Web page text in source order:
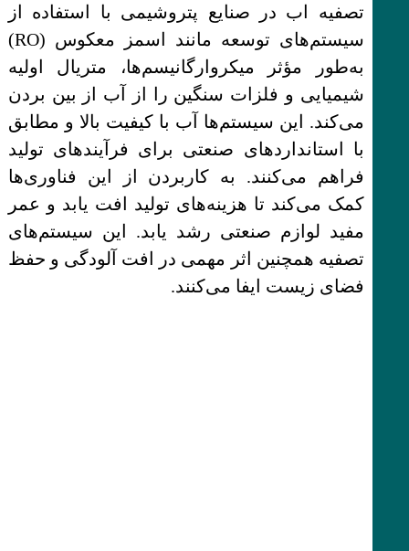
تصفیه اب در صنایع پتروشیمی با استفاده از
سیستم‌های توسعه مانند اسمز معکوس (RO)
به‌طور مؤثر میکروارگانیسم‌ها، متریال اولیه
شیمیایی و فلزات سنگین را از آب از بین بردن
می‌کند. این سیستم‌ها آب با کیفیت بالا و مطابق
با استانداردهای صنعتی برای فرآیندهای تولید
فراهم می‌کنند. به کاربردن از این فناوری‌ها
کمک می‌کند تا هزینه‌های تولید افت یابد و عمر
مفید لوازم صنعتی رشد یابد. این سیستم‌های
تصفیه همچنین اثر مهمی در افت آلودگی و حفظ
فضای زیست ایفا می‌کنند.